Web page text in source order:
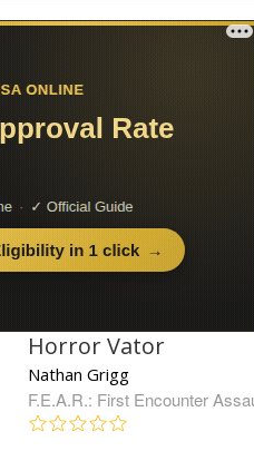
Horror Vator
Nathan Grigg
F.E.A.R.: First Encounter